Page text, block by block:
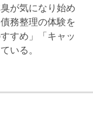
が気になり始め
務整理の体験を
すめ」「キャッ
いる。